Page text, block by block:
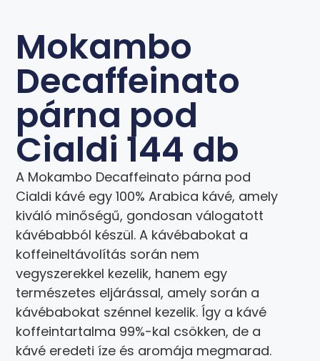
Mokambo
Decaffeinato
párna pod
Cialdi 144 db
A Mokambo Decaffeinato párna pod
Cialdi kávé egy 100% Arabica kávé, amely
kiváló minőségű, gondosan válogatott
kávébabból készül. A kávébabokat a
koffeineltávolítás során nem
vegyszerekkel kezelik, hanem egy
természetes eljárással, amely során a
kávébabokat szénnel kezelik. Így a kávé
koffeintartalma 99%-kal csökken, de a
kávé eredeti íze és aromája megmarad.